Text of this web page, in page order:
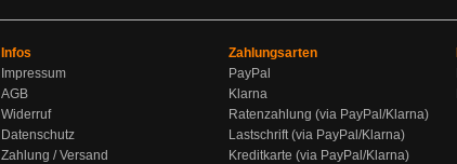
Infos
Impressum
AGB
Widerruf
Datenschutz
Zahlung / Versand
Zahlungsarten
PayPal
Klarna
Ratenzahlung (via PayPal/Klarna)
Lastschrift (via PayPal/Klarna)
Kreditkarte (via PayPal/Klarna)